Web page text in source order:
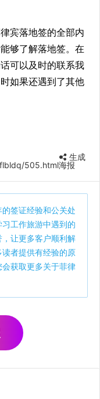
宾落地签的全部内
够了解落地签。在
可以及时的联系我
如果还遇到了其他
505.html
生成
海报
签证经验和公关处
工作旅游中遇到的
让更多客户顺利解
者提供有经验的原
获取更多关于菲律